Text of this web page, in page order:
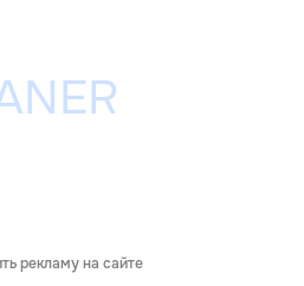
рекламу на сайте